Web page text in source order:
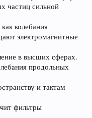
частиц сильной
колебания
электромагнитные
в высших сферах.
продольных
и тактам
фильтры